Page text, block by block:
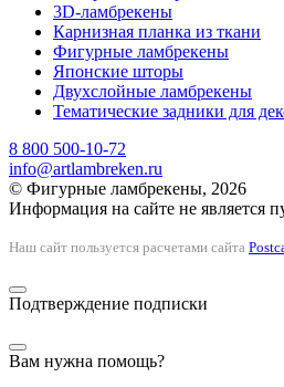
3D-ламбрекены
Карнизная планка из ткани
Фигурные ламбрекены
Японские шторы
Двухслойные ламбрекены
Тематические задники для
8 800 500-10-72
info@artlambreken.ru
© Фигурные ламбрекены, 2026
Информация на сайте не является
Наш сайт пользуется расчетами сайта
Подтверждение подписки
Вам нужна помощь?